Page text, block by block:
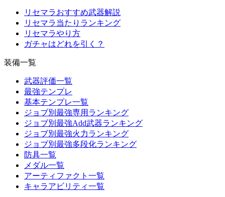
リセマラおすすめ武器解説
リセマラ当たりランキング
リセマラやり方
ガチャはどれを引く？
装備一覧
武器評価一覧
最強テンプレ
基本テンプレ一覧
ジョブ別最強専用ランキング
ジョブ別最強Add武器ランキング
ジョブ別最強火力ランキング
ジョブ別最強多段化ランキング
防具一覧
メダル一覧
アーティファクト一覧
キャラアビリティ一覧